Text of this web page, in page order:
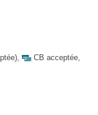
, CB acceptée,